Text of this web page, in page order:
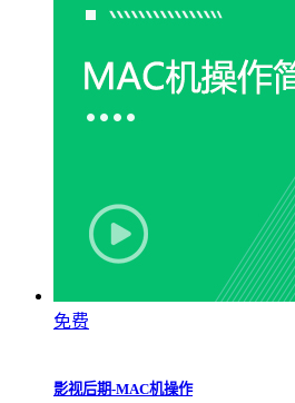
免费
影视后期-MAC机操作